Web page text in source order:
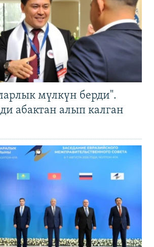
мүлкүн берди".
абактан алып калган